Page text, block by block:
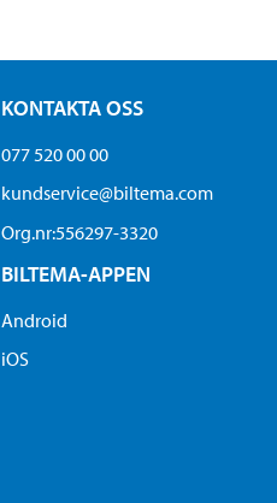
KONTAKTA OSS
077 520 00 00
kundservice@biltema.com
Org.nr:556297-3320
BILTEMA-APPEN
Android
iOS